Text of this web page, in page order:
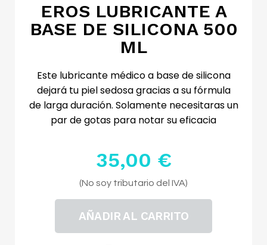
EROS LUBRICANTE A
BASE DE SILICONA 500
ML
Este lubricante médico a base de silicona
dejará tu piel sedosa gracias a su fórmula
de larga duración. Solamente necesitaras un
par de gotas para notar su eficacia
35,00 €
Impuestos excluidos
(No soy tributario del IVA)
AÑADIR AL CARRITO